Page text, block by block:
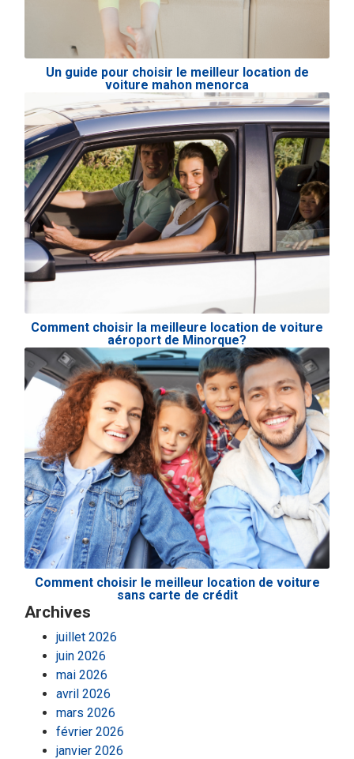
Un guide pour choisir le meilleur location de
voiture mahon menorca
Comment choisir la meilleure location de voiture
aéroport de Minorque?
Comment choisir le meilleur location de voiture
sans carte de crédit
Archives
juillet 2026
juin 2026
mai 2026
avril 2026
mars 2026
février 2026
janvier 2026